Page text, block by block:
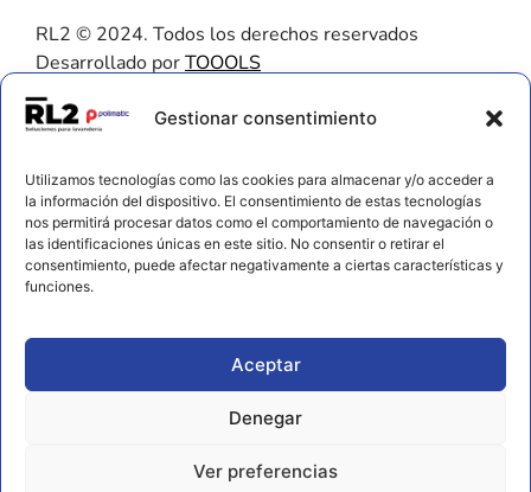
Gestionar consentimiento
Utilizamos tecnologías como las cookies para almacenar y/o acceder a
la información del dispositivo. El consentimiento de estas tecnologías
nos permitirá procesar datos como el comportamiento de navegación o
las identificaciones únicas en este sitio. No consentir o retirar el
consentimiento, puede afectar negativamente a ciertas características y
funciones.
Aceptar
Denegar
Ver preferencias
RL2 © 2024. Todos los derechos reservados
Desarrollado porTOOOLS
Contacto
672 202 722
info@rl2.eu
Información
Aviso legal y privacidad
Declaración de accesibilidad